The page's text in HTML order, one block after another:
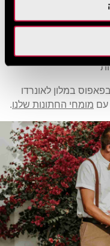
להזמנה)
במלון לאונרדו
עם מומחי החתונות שלנו.